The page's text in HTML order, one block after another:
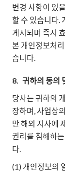
변경 사항이 있
할 수 있습니다.
게시되며 즉시
본 개인정보처
습니다.
8. 귀하의 동의
당사는 귀하의
장하며, 사업상
만 해외 지사에
권리를 침해하
다.
(1) 개인정보의